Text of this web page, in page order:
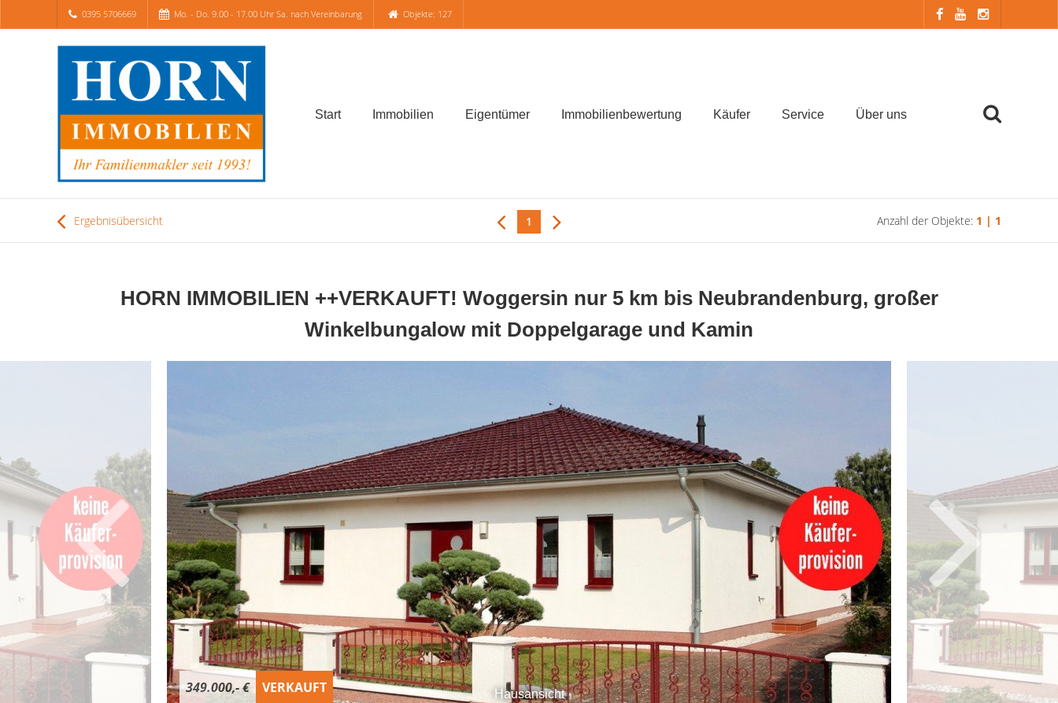
0395 5706669 Mo. - Do. 9.00 - 17.00 Uhr Sa. nach Vereinbarung Objekte: 127
Start Immobilien Eigentümer Immobilienbewertung Käufer Service Über uns
Ergebnisübersicht 1 Anzahl der Objekte: 1 | 1
HORN IMMOBILIEN ++VERKAUFT! Woggersin nur 5 km bis Neubrandenburg, großer
Winkelbungalow mit Doppelgarage und Kamin
Hausansicht
349.000,- € VERKAUFT